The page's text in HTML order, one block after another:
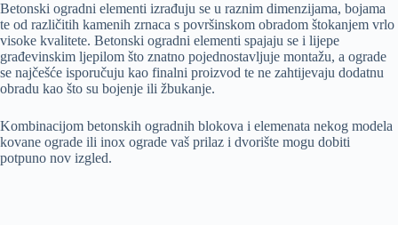
Betonski ogradni elementi izrađuju se u raznim dimenzijama, bojama
te od različitih kamenih zrnaca s površinskom obradom štokanjem vrlo
visoke kvalitete. Betonski ogradni elementi spajaju se i lijepe
građevinskim ljepilom što znatno pojednostavljuje montažu, a ograde
se najčešće isporučuju kao finalni proizvod te ne zahtijevaju dodatnu
obradu kao što su bojenje ili žbukanje.
Kombinacijom betonskih ogradnih blokova i elemenata nekog modela
kovane ograde ili inox ograde vaš prilaz i dvorište mogu dobiti
potpuno nov izgled.